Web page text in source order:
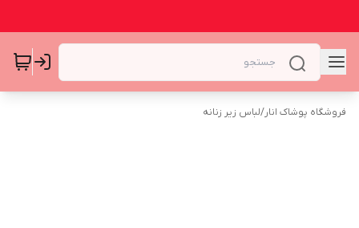
فروشگاه پوشاک انار/لباس زیر زنانه